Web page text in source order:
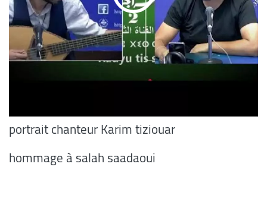
portrait chanteur Karim tiziouar
hommage à salah saadaoui